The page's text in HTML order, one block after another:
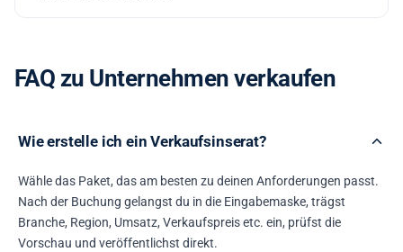
FAQ zu Unternehmen verkaufen
Wie erstelle ich ein Verkaufsinserat?
Wähle das Paket, das am besten zu deinen Anforderungen passt.
Nach der Buchung gelangst du in die Eingabemaske, trägst
Branche, Region, Umsatz, Verkaufspreis etc. ein, prüfst die
Vorschau und veröffentlichst direkt.